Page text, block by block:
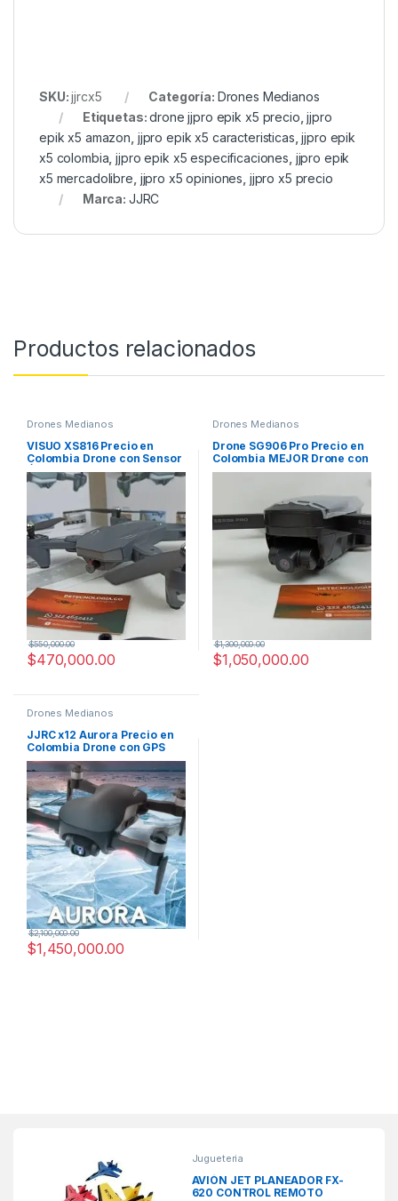
SKU:jjrcx5 Categoría: Drones Medianos
Etiquetas:drone jjpro epik x5 precio ,jjpro
epik x5 amazon jjpro epik x5 caracteristicas ,jjpro epik
x5 colombia ,jjpro epik x5 especificaciones jjpro epik
x5 mercadolibre jjpro x5 opiniones jjpro x5 precio
Marca: JJRC
Productos relacionados
Drones Medianos
VISUO XS816 Precio en
Colombia Drone con Sensor
Óptico
$470,000.00
$550,000.00
Drones Medianos
Drone SG906 Pro Precio en
Colombia MEJOR Drone con
GPS
$1,050,000.00
$1,300,000.00
Drones Medianos
JJRC x12 Aurora Precio en
Colombia Drone con GPS
$1,450,000.00
$2,100,000.00
Jugueteria
AVIÓN JET PLANEADOR FX-
620 CONTROL REMOTO